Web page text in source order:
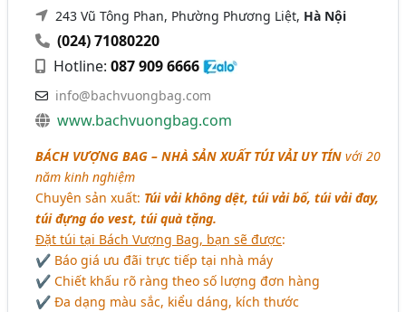
243 Vũ Tông Phan, Phường Phương Liệt, Hà Nội
(024) 71080220
Hotline:087 909 6666
info@bachvuongbag.com
www.bachvuongbag.com
BÁCH VƯỢNG BAG – NHÀ SẢN XUẤT TÚI VẢI UY TÍN với 20
năm kinh nghiệm
Chuyên sản xuất: Túi vải không dệt, túi vải bố, túi vải đay,
túi đựng áo vest, túi quà tặng.
Đặt túi tại Bách Vượng Bag, bạn sẽ được:
✔ Báo giá ưu đãi trực tiếp tại nhà máy
✔ Chiết khấu rõ ràng theo số lượng đơn hàng
✔ Đa dạng màu sắc, kiểu dáng, kích thước